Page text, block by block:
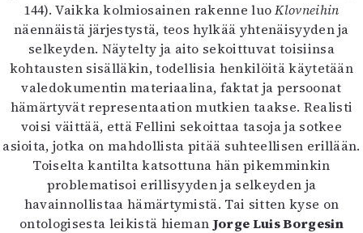
144). Vaikka kolmiosainen rakenne luoKlovneihin
näennäistä järjestystä, teos hylkää yhtenäisyyden ja
selkeyden. Näytelty ja aito sekoittuvat toisiinsa
kohtausten sisälläkin, todellisia henkilöitä käytetään
valedokumentin materiaalina, faktat ja persoonat
hämärtyvät representaation mutkien taakse. Realisti
voisi väittää, että Fellini sekoittaa tasoja ja sotkee
asioita, jotka on mahdollista pitää suhteellisen erillään.
Toiselta kantilta katsottuna hän pikemminkin
problematisoi erillisyyden ja selkeyden ja
havainnollistaa hämärtymistä. Tai sitten kyse on
ontologisesta leikistä hieman Jorge Luis Borgesin